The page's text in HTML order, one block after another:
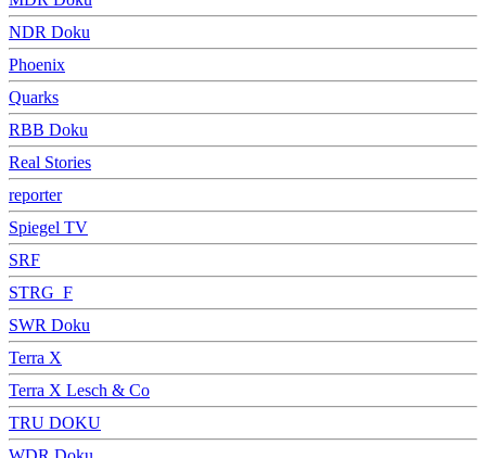
NDR Doku
Phoenix
Quarks
RBB Doku
Real Stories
reporter
Spiegel TV
SRF
STRG_F
SWR Doku
Terra X
Terra X Lesch & Co
TRU DOKU